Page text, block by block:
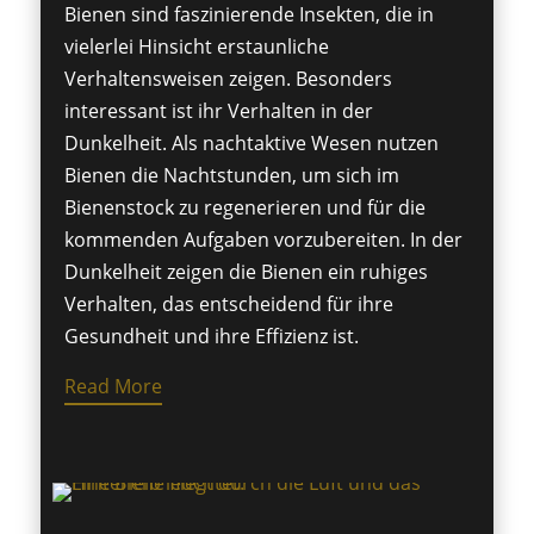
Bienen sind faszinierende Insekten, die in
vielerlei Hinsicht erstaunliche
Verhaltensweisen zeigen. Besonders
interessant ist ihr Verhalten in der
Dunkelheit. Als nachtaktive Wesen nutzen
Bienen die Nachtstunden, um sich im
Bienenstock zu regenerieren und für die
kommenden Aufgaben vorzubereiten. In der
Dunkelheit zeigen die Bienen ein ruhiges
Verhalten, das entscheidend für ihre
Gesundheit und ihre Effizienz ist.
Read More